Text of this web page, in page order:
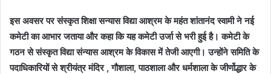
इस अवसर पर संस्कृत शिक्षा सन्यास विद्या आश्रम के महंत शांतानंद स्वामी ने नई
कमेटी का आभार जताया और कहा कि यह कमेटी उर्जा से भरी हुई है। कमेटी के
गठन से संस्कृत विद्या संन्यास आश्रम के विकास में तेजी आएगी। उन्होंने समिति के
पदाधिकारियों से श्रीयंत्र मंदिर , गौशाला, पाठशाला और धर्मशाला के जीर्णोद्धार के